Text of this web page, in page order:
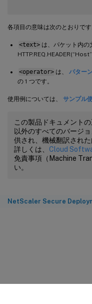
各項目の意味は次のとおりです
<text> は、パケット内の
<operator> は、 パター
の 1 つです。
使用例については、 サンプル
この製品ドキュメント
以外のすべてのバージ
供され、機械翻訳され
詳しくは、 Cloud
免責事項（Machine
い。
NetScaler Secure